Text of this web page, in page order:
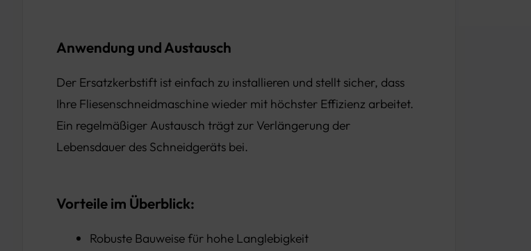
Anwendung und Austausch
Der Ersatzkerbstift ist einfach zu installieren und stellt sicher, dass
Ihre Fliesenschneidmaschine wieder mit höchster Effizienz arbeitet.
Ein regelmäßiger Austausch trägt zur Verlängerung der
Lebensdauer des Schneidgeräts bei.
Vorteile im Überblick:
Robuste Bauweise für hohe Langlebigkeit